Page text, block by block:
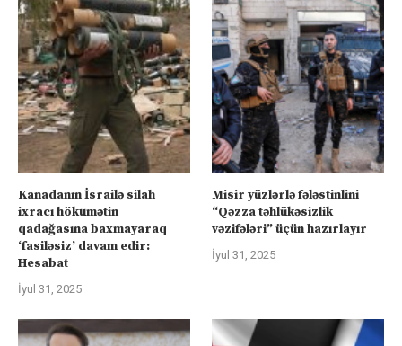
Kanadanın İsrailə silah
ixracı hökumətin
qadağasına baxmayaraq
‘fasiləsiz’ davam edir:
Hesabat
İyul 31, 2025
Misir yüzlərlə fələstinlini
“Qəzza təhlükəsizlik
vəzifələri” üçün hazırlayır
İyul 31, 2025